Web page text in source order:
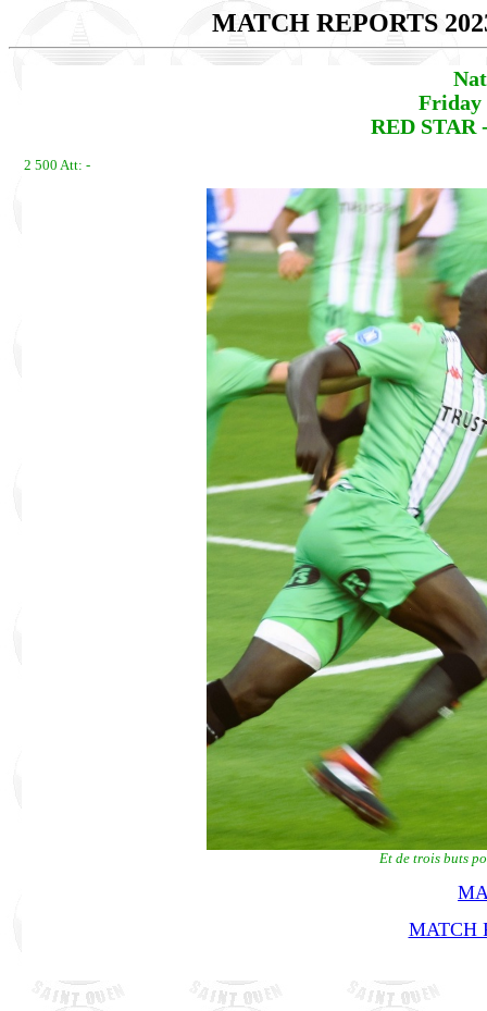
MATCH REPORTS
Friday
RED STAR
2 500 Att: -
Et de trois buts
MATCH